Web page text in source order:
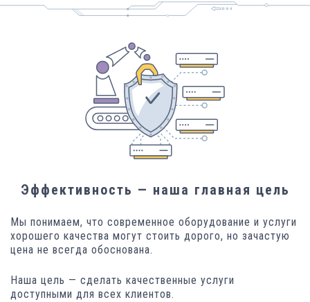
Эффективность — наша главная цель
Мы понимаем, что современное оборудование и услуги
хорошего качества могут стоить дорого, но зачастую
цена не всегда обоснована.
Наша цель — сделать качественные услуги
доступными для всех клиентов.